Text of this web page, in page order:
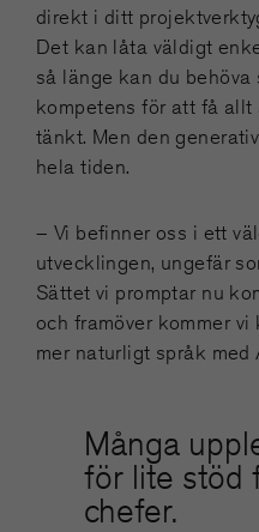
direkt i ditt
Det kan låta väldigt
så länge kan du
kompetens för att få allt
tänkt. Men den
hela tiden.
– Vi befinner oss i ett
utvecklingen, ungefär
Sättet vi promptar nu
och framöver kommer
mer naturligt språk med
Många
för lite stöd
chefer.